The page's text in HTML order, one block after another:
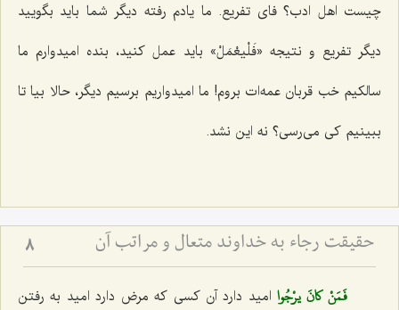
چیست اهل ادب؟ فای تفریع. ما یادم رفته دیگر شما باید بگویید
دیگر تفریع و نتیجه «فَلْیعْمَلْ» باید عمل کنید، بنده امیدوارم ما
سالکیم خب قربان عمه‌ات بروم! ما امیدواریم برسیم دیگر، حالا بیا تا
ببینیم کی می‌رسی؟ نه این نشد.
حقیقت رجاء به خداوند متعال و مراتب آن 8
فَمَنْ كانَ يرْجُواامید دارد آن کسی که مرض دارد امید به رفتن